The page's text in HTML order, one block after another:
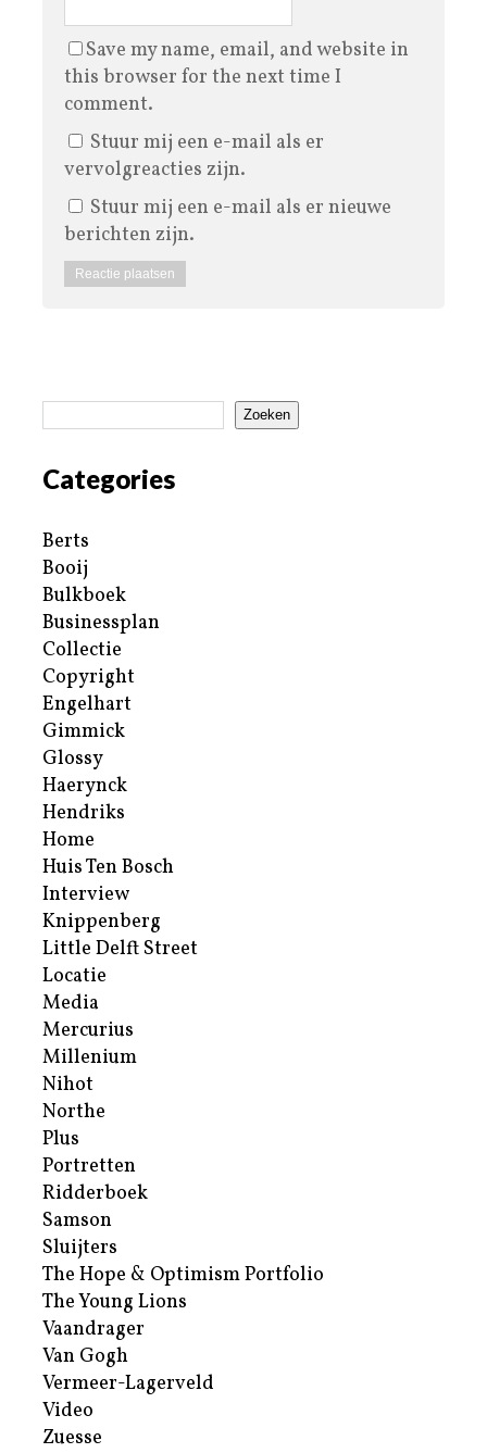
Save my name, email, and website in
this browser for the next time I
comment.
Stuur mij een e-mail als er
vervolgreacties zijn.
Stuur mij een e-mail als er nieuwe
berichten zijn.
Zoeken
Categories
Berts
Booij
Bulkboek
Businessplan
Collectie
Copyright
Engelhart
Gimmick
Glossy
Haerynck
Hendriks
Home
Huis Ten Bosch
Interview
Knippenberg
Little Delft Street
Locatie
Media
Mercurius
Millenium
Nihot
Northe
Plus
Portretten
Ridderboek
Samson
Sluijters
The Hope & Optimism Portfolio
The Young Lions
Vaandrager
Van Gogh
Vermeer-Lagerveld
Video
Zuesse